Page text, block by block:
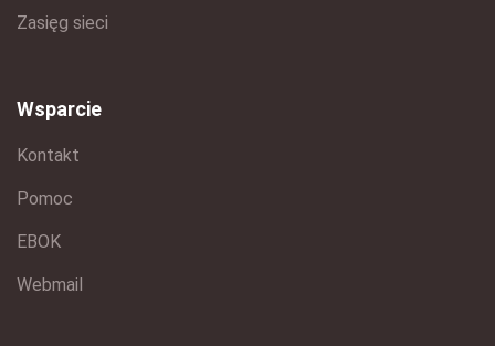
Zasięg sieci
Wsparcie
Kontakt
Pomoc
EBOK
Webmail